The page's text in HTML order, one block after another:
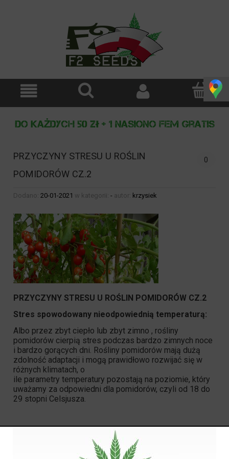
PRZYCZYNY STRESU U ROŚLIN
POMIDORÓW CZ.2
0
Dodano: 20-01-2021 w kategorii: - autor: krzysiek
PRZYCZYNY STRESU U ROŚLIN POMIDORÓW CZ.2
Stres spowodowany nieodpowiednią temperaturą:
Albo przez zbyt ciepło lub zbyt zimno , rośliny
pomidorów cierpią stres podczas bardzo zimnych noce
i bardzo gorących dni. Rośliny pomidorów mają dużą
zdolność adaptacji i mogą prawidłowo rozwijać się w
różnych klimatach, o
ile parametry temperatury pozostają na poziomie, który
uważamy za odpowiedni dla pomidorów, czyli od 18 do
29 stopni Celsjusza.
Poniżej pięciu stopni roślina pomidora przestaje